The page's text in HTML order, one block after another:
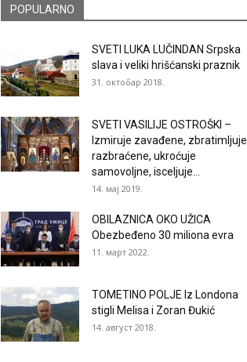
POPULARNO
SVETI LUKA LUČINDAN Srpska
slava i veliki hrišćanski praznik
31. октобар 2018.
SVETI VASILIJE OSTROŠKI –
Izmiruje zavađene, zbratimljuje
razbraćene, ukroćuje
samovoljne, isceljuje...
14. мај 2019.
OBILAZNICA OKO UŽICA
Obezbeđeno 30 miliona evra
11. март 2022.
TOMETINO POLJE Iz Londona
stigli Melisa i Zoran Đukić
14. август 2018.